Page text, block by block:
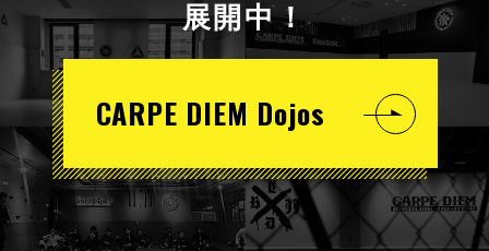
展開中！
CARPE DIEM Dojos